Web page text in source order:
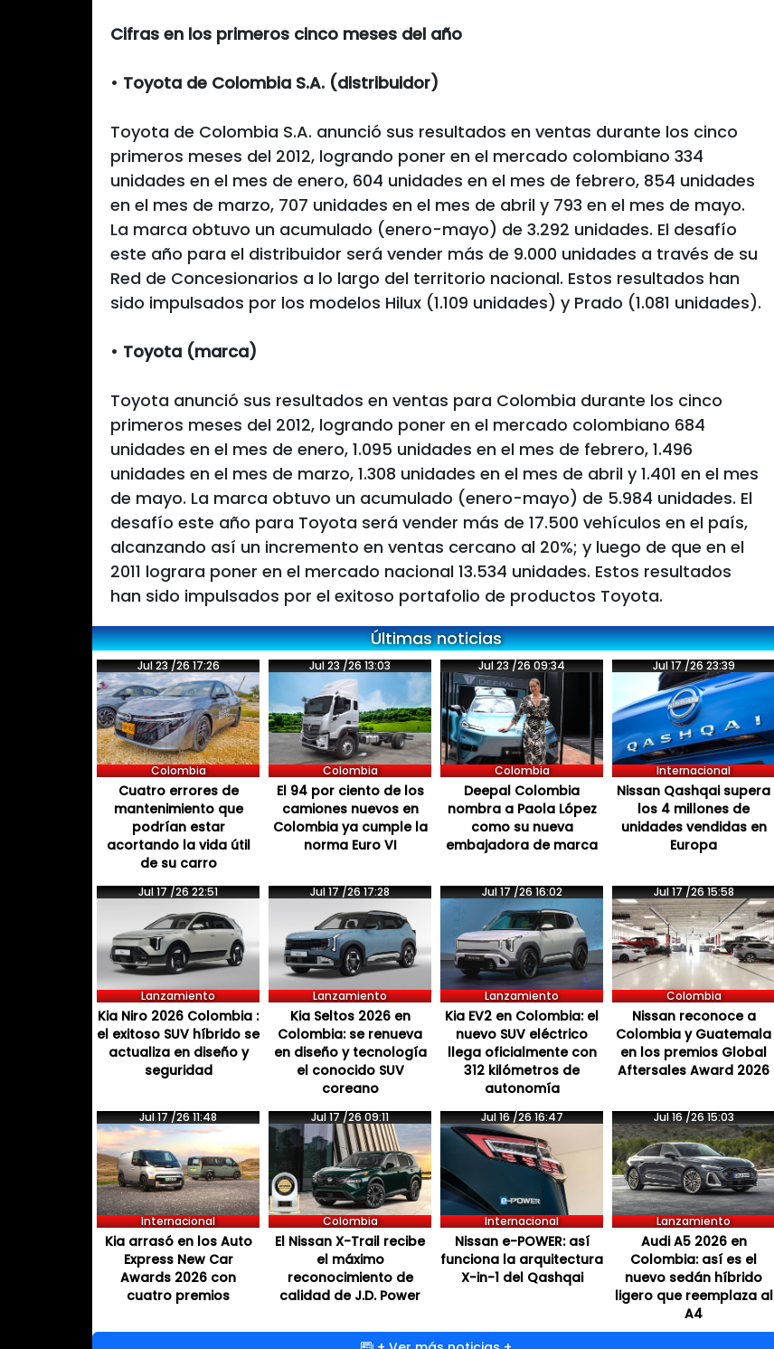
Cifras en los primeros cinco meses del año
• Toyota de Colombia S.A. (distribuidor)
Toyota de Colombia S.A. anunció sus resultados en ventas durante los cinco
primeros meses del 2012, logrando poner en el mercado colombiano 334
unidades en el mes de enero, 604 unidades en el mes de febrero, 854 unidades
en el mes de marzo, 707 unidades en el mes de abril y 793 en el mes de mayo.
La marca obtuvo un acumulado (enero-mayo) de 3.292 unidades. El desafío
este año para el distribuidor será vender más de 9.000 unidades a través de su
Red de Concesionarios a lo largo del territorio nacional. Estos resultados han
sido impulsados por los modelos Hilux (1.109 unidades) y Prado (1.081 unidades).
• Toyota (marca)
Toyota anunció sus resultados en ventas para Colombia durante los cinco
primeros meses del 2012, logrando poner en el mercado colombiano 684
unidades en el mes de enero, 1.095 unidades en el mes de febrero, 1.496
unidades en el mes de marzo, 1.308 unidades en el mes de abril y 1.401 en el mes
de mayo. La marca obtuvo un acumulado (enero-mayo) de 5.984 unidades. El
desafío este año para Toyota será vender más de 17.500 vehículos en el país,
alcanzando así un incremento en ventas cercano al 20%; y luego de que en el
2011 lograra poner en el mercado nacional 13.534 unidades. Estos resultados
han sido impulsados por el exitoso portafolio de productos Toyota.
Últimas noticias
Jul 23 /26 17:26
Colombia
Cuatro errores de
mantenimiento que
podrían estar
acortando la vida útil
de su carro
Jul 23 /26 13:03
Colombia
El 94 por ciento de los
camiones nuevos en
Colombia ya cumple la
norma Euro VI
Jul 23 /26 09:34
Colombia
Deepal Colombia
nombra a Paola López
como su nueva
embajadora de marca
Jul 17 /26 23:39
Internacional
Nissan Qashqai supera
los 4 millones de
unidades vendidas en
Europa
Jul 17 /26 22:51
Lanzamiento
Kia Niro 2026 Colombia :
el exitoso SUV híbrido se
actualiza en diseño y
seguridad
Jul 17 /26 17:28
Lanzamiento
Kia Seltos 2026 en
Colombia: se renueva
en diseño y tecnología
el conocido SUV
coreano
Jul 17 /26 16:02
Lanzamiento
Kia EV2 en Colombia: el
nuevo SUV eléctrico
llega oficialmente con
312 kilómetros de
autonomía
Jul 17 /26 15:58
Colombia
Nissan reconoce a
Colombia y Guatemala
en los premios Global
Aftersales Award 2026
Jul 17 /26 11:48
Internacional
Kia arrasó en los Auto
Express New Car
Awards 2026 con
cuatro premios
Jul 17 /26 09:11
Colombia
El Nissan X-Trail recibe
el máximo
reconocimiento de
calidad de J.D. Power
Jul 16 /26 16:47
Internacional
Nissan e-POWER: así
funciona la arquitectura
X-in-1 del Qashqai
Jul 16 /26 15:03
Lanzamiento
Audi A5 2026 en
Colombia: así es el
nuevo sedán híbrido
ligero que reemplaza al
A4